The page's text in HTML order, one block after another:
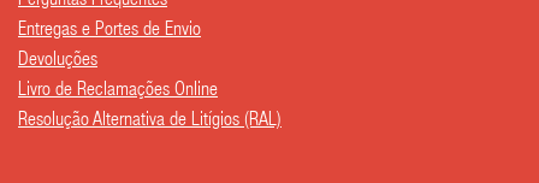
Entregas e Portes de Envio
Devoluções
Livro de Reclamações Online
Resolução Alternativa de Litígios (RAL)